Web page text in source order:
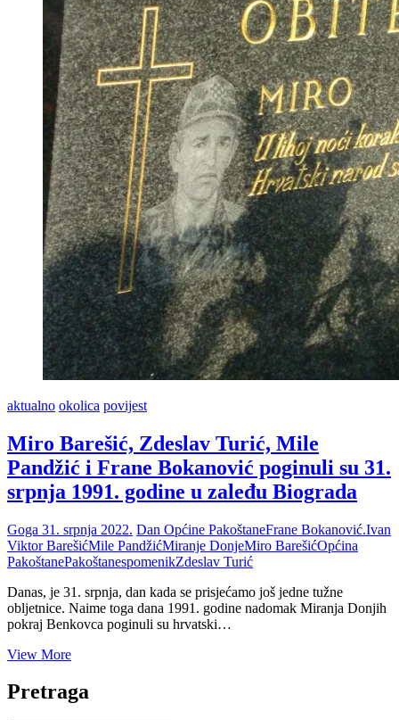
aktualno okolica povijest
Miro Barešić, Zdeslav Turić, Mile
Pandžić i Frane Bokanović poginuli su 31.
srpnja 1991. godine u zaleđu Biograda
Goga 31. srpnja 2022. Dan Općine PakoštaneFrane Bokanović.Ivan
Viktor BarešićMile PandžićMiranje DonjeMiro BarešićOpćina
PakoštanePakoštanespomenikZdeslav Turić
Danas, je 31. srpnja, dan kada se prisjećamo još jedne tužne
obljetnice. Naime toga dana 1991. godine nadomak Miranja Donjih
pokraj Benkovca poginuli su hrvatski…
View MoreMiro
Zdeslav
Turić,
Pretraga